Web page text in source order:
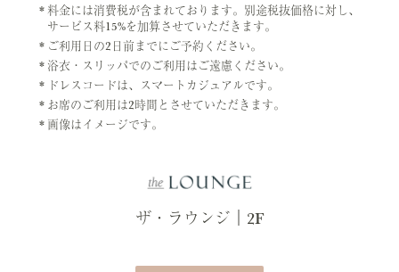
料金には消費税が含まれております。別途税抜価格に対し、
サービス料15%を加算させていただきます。
ご利用日の2日前までにご予約ください。
浴衣・スリッパでのご利用はご遠慮ください。
ドレスコードは、スマートカジュアルです。
お席のご利用は2時間とさせていただきます。
画像はイメージです。
ザ・ラウンジ｜2F